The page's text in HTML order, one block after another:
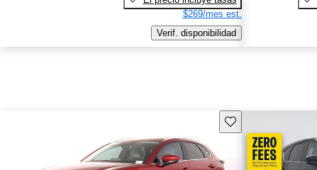
$269/mes est.
Verif. disponibilidad
Guarda este Aviso